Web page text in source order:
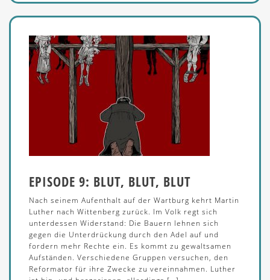
EPISODE 9: BLUT, BLUT, BLUT
Nach seinem Aufenthalt auf der Wartburg kehrt Martin
Luther nach Wittenberg zurück. Im Volk regt sich
unterdessen Widerstand: Die Bauern lehnen sich
gegen die Unterdrückung durch den Adel auf und
fordern mehr Rechte ein. Es kommt zu gewaltsamen
Aufständen. Verschiedene Gruppen versuchen, den
Reformator für ihre Zwecke zu vereinnahmen. Luther